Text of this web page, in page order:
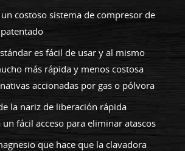
costoso sistema de compresor de
es fácil de usar y al mismo
más rápida y menos costosa
accionadas por gas o pólvora
la nariz de liberación rápida
fácil acceso para eliminar atascos
que hace que la clavadora